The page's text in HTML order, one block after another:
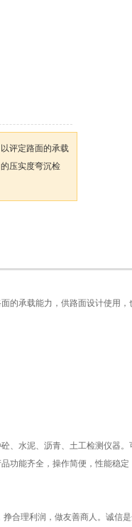
评定路面的承载
压实度弯沉检
的承载能力，供路面设计使用
、水泥、沥青、土工检测仪器
功能齐全，操作简便，性能稳
合理利润，做友善商人。诚信